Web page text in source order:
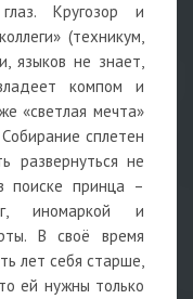
Кругозор и
(техникум,
языков не знает,
компом и
«светлая мечта»
сплетен
развернуться не
принца –
иномаркой и
В своё время
лет себя старше,
ей нужны только